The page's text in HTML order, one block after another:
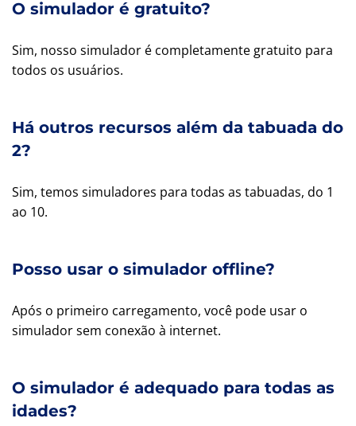
O simulador é gratuito?
Sim, nosso simulador é completamente gratuito para
todos os usuários.
Há outros recursos além da tabuada do
2?
Sim, temos simuladores para todas as tabuadas, do 1
ao 10.
Posso usar o simulador offline?
Após o primeiro carregamento, você pode usar o
simulador sem conexão à internet.
O simulador é adequado para todas as
idades?